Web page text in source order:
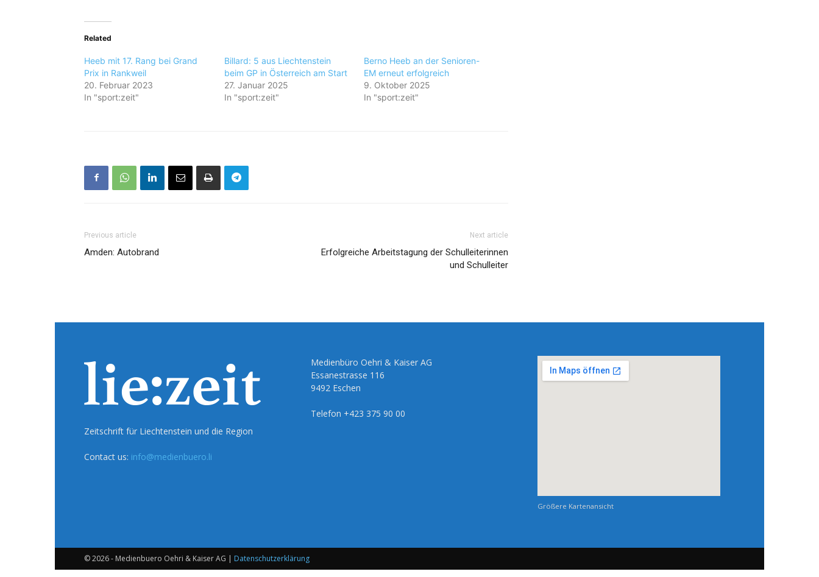
Related
Heeb mit 17. Rang bei Grand
Prix in Rankweil
20. Februar 2023
In "sport:zeit"
Billard: 5 aus Liechtenstein
beim GP in Österreich am Start
27. Januar 2025
In "sport:zeit"
Berno Heeb an der Senioren-
EM erneut erfolgreich
9. Oktober 2025
In "sport:zeit"
Previous article
Amden: Autobrand
Next article
Erfolgreiche Arbeitstagung der Schulleiterinnen
und Schulleiter
Zeitschrift für Liechtenstein und die Region
Contact us: info@medienbuero.li
Medienbüro Oehri & Kaiser AG
Essanestrasse 116
9492 Eschen
Telefon +423 375 90 00
Größere Kartenansicht
© 2026 - Medienbuero Oehri & Kaiser AG | Datenschutzerklärung